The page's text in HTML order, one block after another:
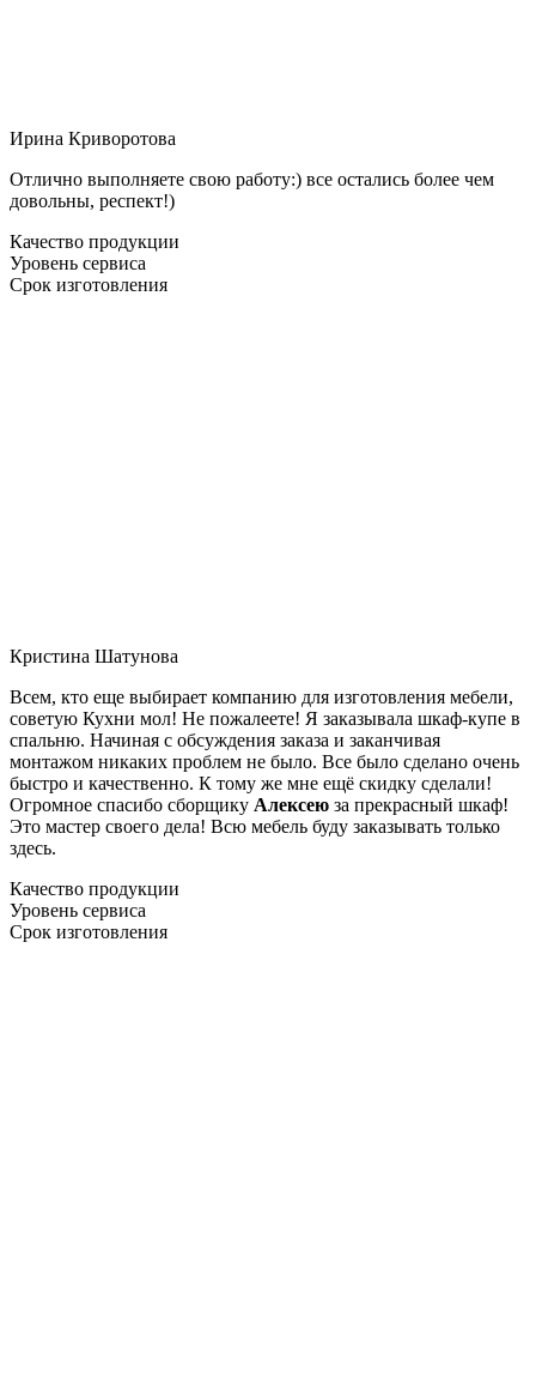
Ирина Криворотова
Отлично выполняете свою работу:) все остались более чем
довольны, респект!)
Качество продукции
Уровень сервиса
Срок изготовления
Кристина Шатунова
Всем, кто еще выбирает компанию для изготовления мебели,
советую Кухни мол! Не пожалеете! Я заказывала шкаф-купе в
спальню. Начиная с обсуждения заказа и заканчивая
монтажом никаких проблем не было. Все было сделано очень
быстро и качественно. К тому же мне ещё скидку сделали!
Огромное спасибо сборщику Алексею за прекрасный шкаф!
Это мастер своего дела! Всю мебель буду заказывать только
здесь.
Качество продукции
Уровень сервиса
Срок изготовления